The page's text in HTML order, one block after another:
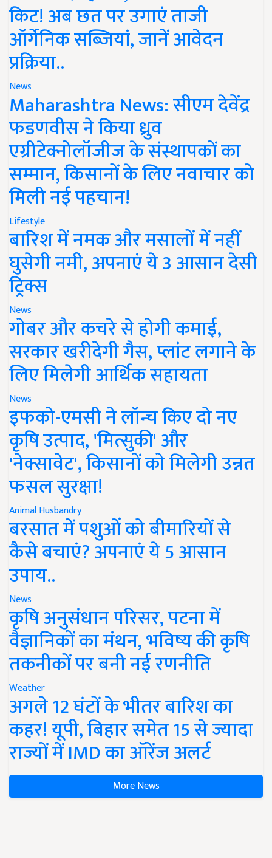
किट! अब छत पर उगाएं ताजी
ऑर्गेनिक सब्जियां, जानें आवेदन
प्रक्रिया..
News
Maharashtra News: सीएम देवेंद्र
फडणवीस ने किया ध्रुव
एग्रीटेक्नोलॉजीज के संस्थापकों का
सम्मान, किसानों के लिए नवाचार को
मिली नई पहचान!
Lifestyle
बारिश में नमक और मसालों में नहीं
घुसेगी नमी, अपनाएं ये 3 आसान देसी
ट्रिक्स
News
गोबर और कचरे से होगी कमाई,
सरकार खरीदेगी गैस, प्लांट लगाने के
लिए मिलेगी आर्थिक सहायता
News
इफको-एमसी ने लॉन्च किए दो नए
कृषि उत्पाद, 'मित्सुकी' और
'नेक्सावेट', किसानों को मिलेगी उन्नत
फसल सुरक्षा!
Animal Husbandry
बरसात में पशुओं को बीमारियों से
कैसे बचाएं? अपनाएं ये 5 आसान
उपाय..
News
कृषि अनुसंधान परिसर, पटना में
वैज्ञानिकों का मंथन, भविष्य की कृषि
तकनीकों पर बनी नई रणनीति
Weather
अगले 12 घंटों के भीतर बारिश का
कहर! यूपी, बिहार समेत 15 से ज्यादा
राज्यों में IMD का ऑरेंज अलर्ट
More News